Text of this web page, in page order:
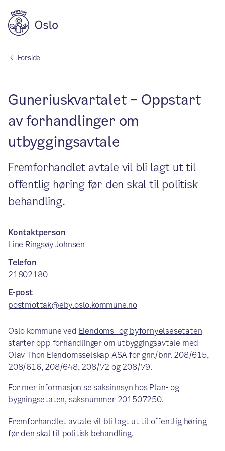
Forside
Guneriuskvartalet – Oppstart
av forhandlinger om
utbyggingsavtale
Fremforhandlet avtale vil bli lagt ut til
offentlig høring før den skal til politisk
behandling.
Kontaktperson
Line Ringsøy Johnsen
Telefon
21802180
E-post
postmottak@eby.oslo.kommune.no
Oslo kommune ved Eiendoms- og byfornyelsesetaten
starter opp forhandlinger om utbyggingsavtale med
Olav Thon Eiendomsselskap ASA for gnr./bnr. 208/615,
208/616, 208/648, 208/72 og 208/79.
For mer informasjon se saksinnsyn hos Plan- og
bygningsetaten, saksnummer 201507250.
Fremforhandlet avtale vil bli lagt ut til offentlig høring
før den skal til politisk behandling.